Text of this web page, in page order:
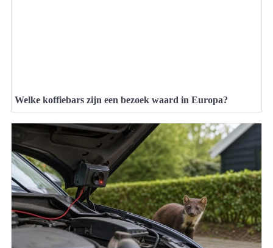
Welke koffiebars zijn een bezoek waard in Europa?